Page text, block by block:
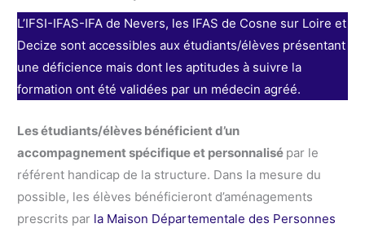
L’IFSI-IFAS-IFA de Nevers, les IFAS de Cosne sur Loire et
Decize sont accessibles aux étudiants/élèves présentant
une déficience mais dont les aptitudes à suivre la
formation ont été validées par un médecin agréé.
Les étudiants/élèves bénéficient d’un
accompagnement spécifique et personnalisé par le
référent handicap de la structure. Dans la mesure du
possible, les élèves bénéficieront d’aménagements
prescrits par la Maison Départementale des Personnes